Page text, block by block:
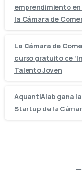
emprendimiento
la Cámara de
La Cámara de
curso gratuito de
Talento Joven
AquantIAlab gana
Startup de la